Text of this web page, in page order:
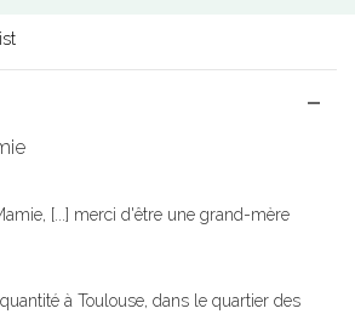
[...] merci d'être une grand-mère
à Toulouse, dans le quartier des